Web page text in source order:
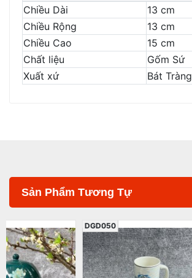
Chiều Dài
13 cm
Chiều Rộng
13 cm
Chiều Cao
15 cm
Chất liệu
Gốm Sứ
Xuất xứ
Bát Tràng
Sản Phẩm Tương Tự
DGD050 DGD042